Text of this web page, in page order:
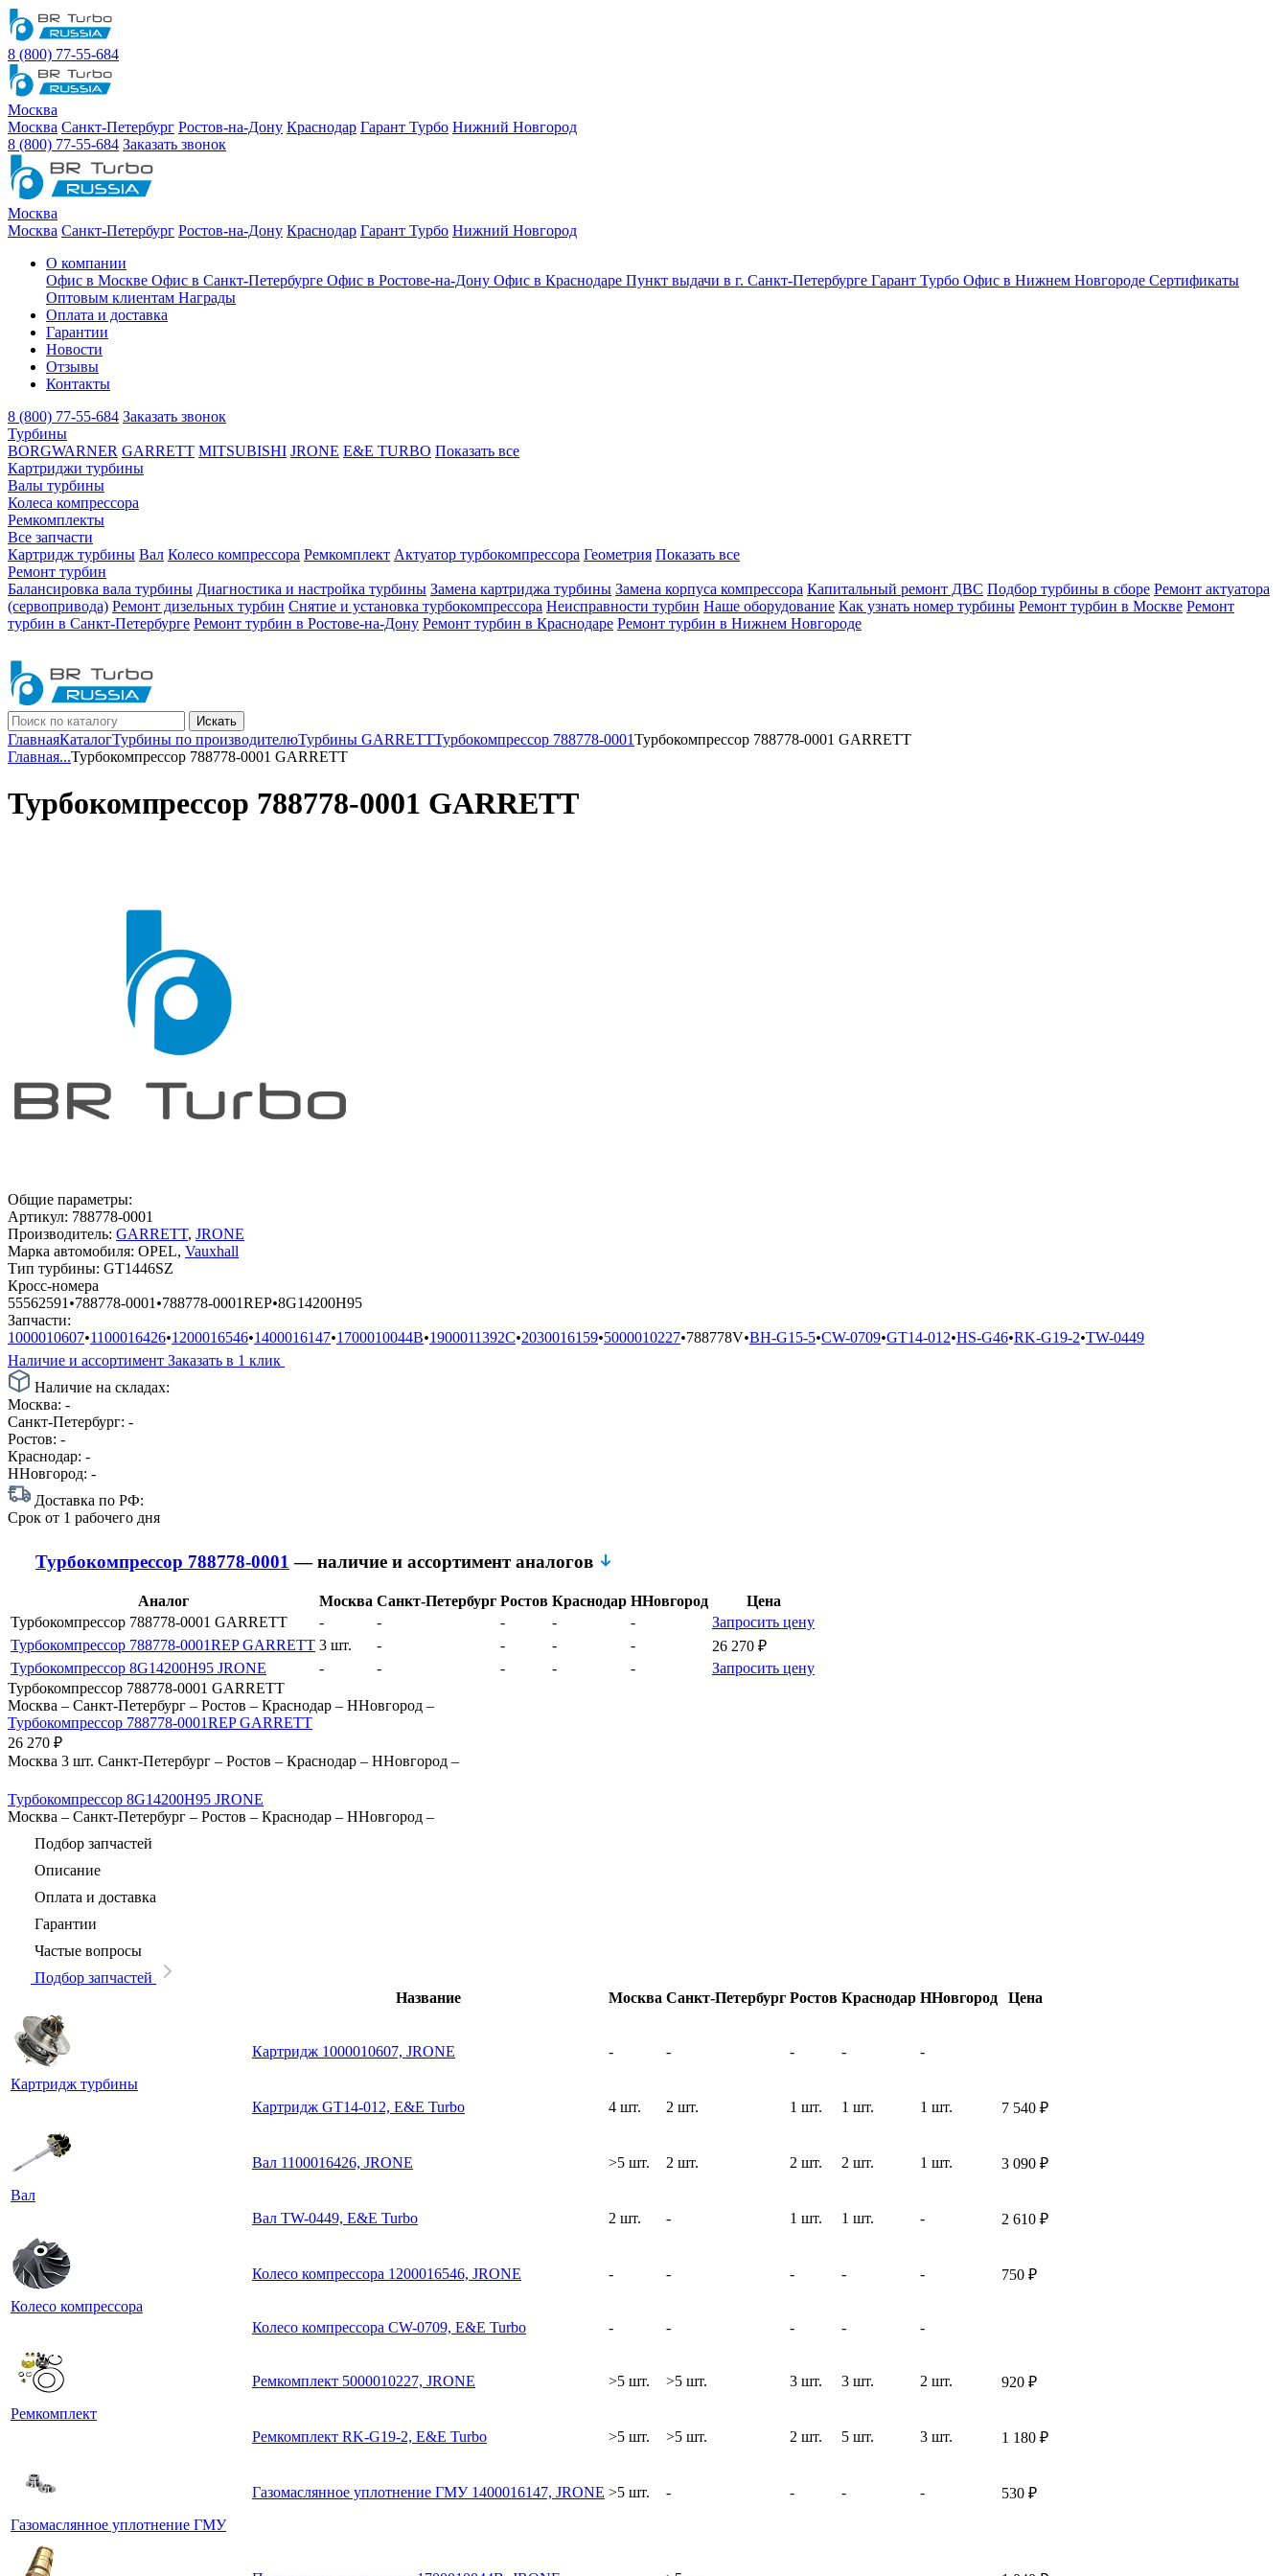
8 (800) 77-55-684
Москва
Москва Санкт-Петербург Ростов-на-Дону Краснодар Гарант Турбо Нижний Новгород
8 (800) 77-55-684 Заказать звонок
Москва
Москва Санкт-Петербург Ростов-на-Дону Краснодар Гарант Турбо Нижний Новгород
О компании
Офис в Москве Офис в Санкт-Петербурге Офис в Ростове-на-Дону Офис в Краснодаре Пункт выдачи в г. Санкт-Петербурге Гарант Турбо Офис в Нижнем Новгороде Сертификаты
Оптовым клиентам Награды
Оплата и доставка
Гарантии
Новости
Отзывы
Контакты
8 (800) 77-55-684 Заказать звонок
Турбины
BORGWARNER GARRETT MITSUBISHI JRONE E&E TURBO Показать все
Картриджи турбины
Валы турбины
Колеса компрессора
Ремкомплекты
Все запчасти
Картридж турбины Вал Колесо компрессора Ремкомплект Актуатор турбокомпрессора Геометрия Показать все
Ремонт турбин
Балансировка вала турбины Диагностика и настройка турбины Замена картриджа турбины Замена корпуса компрессора Капитальный ремонт ДВС Подбор турбины в сборе Ремонт актуатора
(сервопривода) Ремонт дизельных турбин Снятие и установка турбокомпрессора Неисправности турбин Наше оборудование Как узнать номер турбины Ремонт турбин в Москве Ремонт
турбин в Санкт-Петербурге Ремонт турбин в Ростове-на-Дону Ремонт турбин в Краснодаре Ремонт турбин в Нижнем Новгороде
Искать
ГлавнаяКаталогТурбины по производителюТурбины GARRETTТурбокомпрессор 788778-0001Турбокомпрессор 788778-0001 GARRETT
Главная...Турбокомпрессор 788778-0001 GARRETT
Турбокомпрессор 788778-0001 GARRETT
Общие параметры:
Артикул: 788778-0001
Производитель: GARRETT, JRONE
Марка автомобиля: OPEL, Vauxhall
Тип турбины: GT1446SZ
Кросс-номера
55562591 •788778-0001 •788778-0001REP•8G14200H95
Запчасти:
1000010607•1100016426•1200016546•1400016147•1700010044B•1900011392C•2030016159•5000010227•788778V•BH-G15-5•CW-0709•GT14-012•HS-G46•RK-G19-2•TW-0449
Наличие и ассортимент Заказать в 1 клик
Наличие на складах:
Москва: -
Санкт-Петербург: -
Ростов: -
Краснодар: -
ННовгород: -
Доставка по РФ:
Срок от 1 рабочего дня
Турбокомпрессор 788778-0001 — наличие и ассортимент аналогов
Аналог Москва Санкт-Петербург Ростов Краснодар ННовгород
Цена
Турбокомпрессор 788778-0001 GARRETT
- - - - -
Запросить цену
Турбокомпрессор 788778-0001REP GARRETT 3 шт. - - - - 26 270 ₽
Турбокомпрессор 8G14200H95 JRONE
- - - - -
Запросить цену
Турбокомпрессор 788778-0001 GARRETT
Москва – Санкт-Петербург – Ростов – Краснодар – ННовгород –
Турбокомпрессор 788778-0001REP GARRETT
26 270 ₽
Москва 3 шт. Санкт-Петербург – Ростов – Краснодар – ННовгород –
Турбокомпрессор 8G14200H95 JRONE
Москва – Санкт-Петербург – Ростов – Краснодар – ННовгород –
Подбор запчастей
Описание
Оплата и доставка
Гарантии
Частые вопросы
Подбор запчастей
Название
Москва Санкт-Петербург Ростов Краснодар ННовгород Цена
Картридж турбины
Картридж 1000010607, JRONE - - - - -
Картридж GT14-012, E&E Turbo 4 шт. 2 шт. 1 шт. 1 шт. 1 шт. 7 540 ₽
Вал
Вал 1100016426, JRONE >5 шт. 2 шт. 2 шт. 2 шт. 1 шт. 3 090 ₽
Вал TW-0449, E&E Turbo 2 шт. - 1 шт. 1 шт. - 2 610 ₽
Колесо компрессора
Колесо компрессора 1200016546, JRONE - - - - - 750 ₽
Колесо компрессора CW-0709, E&E Turbo - - - - -
Ремкомплект
Ремкомплект 5000010227, JRONE >5 шт. >5 шт. 3 шт. 3 шт. 2 шт. 920 ₽
Ремкомплект RK-G19-2, E&E Turbo >5 шт. >5 шт. 2 шт. 5 шт. 3 шт. 1 180 ₽
Газомаслянное уплотнение ГМУ
Газомаслянное уплотнение ГМУ 1400016147, JRONE >5 шт. - - - - 530 ₽